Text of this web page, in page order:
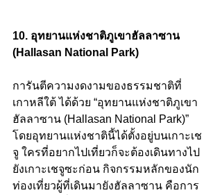
10. อุทยานแห่งชาติภูเขาฮัลลาซาน
(Hallasan National Park)
การันตีความงดงามของธรรมชาติที่
เกาหลีใต้ ได้ด้วย “อุทยานแห่งชาติภูเขา
ฮัลลาซาน (Hallasan National Park)”
โดยอุทยานแห่งชาตินี้ได้ตั้งอยู่บนเกาะเช
จู ใครที่อยากไปเที่ยวก็จะต้องเดินทางไป
ยังเกาะเชจูซะก่อน กิจกรรมหลักของนัก
ท่องเที่ยวผู้ที่เดินมายังฮัลลาซาน คือการ